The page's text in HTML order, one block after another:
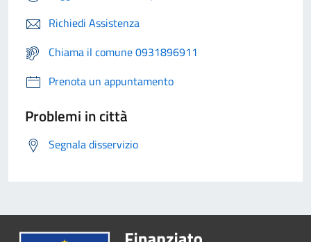
Richiedi Assistenza
Chiama il comune 0931896911
Prenota un appuntamento
Problemi in città
Segnala disservizio